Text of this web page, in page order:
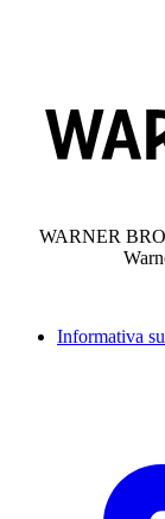
WARNER
Informativa